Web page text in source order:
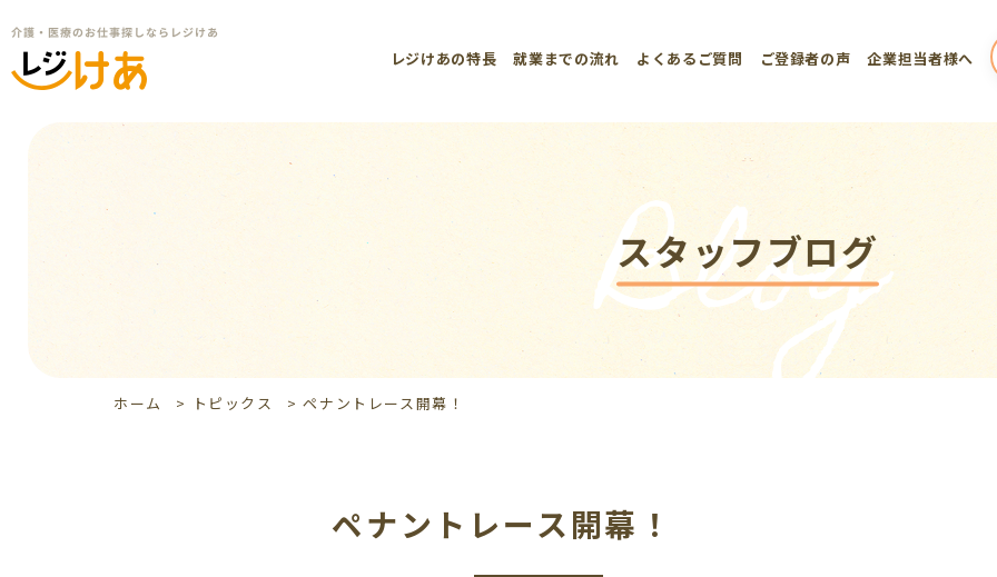
レジけあの特長 就業までの流れ よくあるご質問 ご登録者の声 企業担当者様へ
スタッフブログ
Blog
ホーム > トピックス >ペナントレース開幕！
ペナントレース開幕！